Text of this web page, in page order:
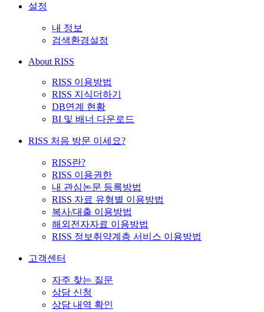
설정
내 정보
검색환경설정
About RISS
RISS 이용방법
RISS 지식더하기
DB연계 현황
BI 및 배너 다운로드
RISS 처음 방문 이세요?
RISS란?
RISS 이용권한
내 관심논문 등록방법
RISS 자료 유형별 이용방법
복사/대출 이용방법
해외전자자료 이용방법
RISS 정보취약계층 서비스 이용방법
고객센터
자주 찾는 질문
상담 신청
상담 내역 확인